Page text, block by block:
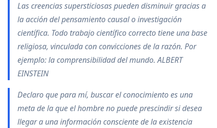
Las creencias supersticiosas pueden disminuir gracias a
la acción del pensamiento causal o investigación
científica. Todo trabajo científico correcto tiene una base
religiosa, vinculada con convicciones de la razón. Por
ejemplo: la comprensibilidad del mundo. ALBERT
EINSTEIN
Declaro que para mí, buscar el conocimiento es una
meta de la que el hombre no puede prescindir si desea
llegar a una información consciente de la existencia